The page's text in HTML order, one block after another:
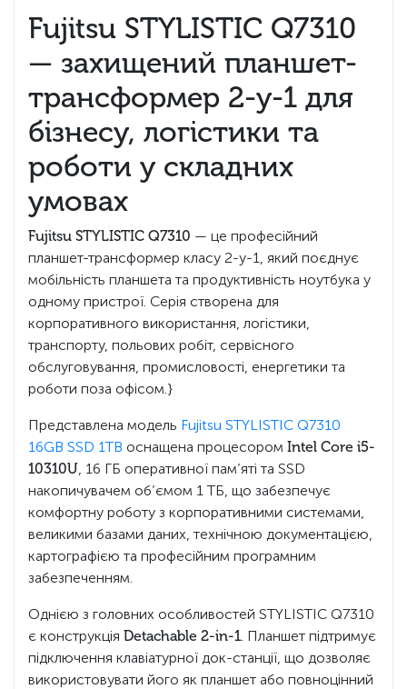
Fujitsu STYLISTIC Q7310
— захищений планшет-
трансформер 2-у-1 для
бізнесу, логістики та
роботи у складних
умовах
Fujitsu STYLISTIC Q7310 — це професійний
планшет-трансформер класу 2-у-1, який поєднує
мобільність планшета та продуктивність ноутбука у
одному пристрої. Серія створена для
корпоративного використання, логістики,
транспорту, польових робіт, сервісного
обслуговування, промисловості, енергетики та
роботи поза офісом.}
Представлена модель Fujitsu STYLISTIC Q7310
16GB SSD 1TB оснащена процесором Intel Core i5-
10310U , 16 ГБ оперативної пам’яті та SSD
накопичувачем об’ємом 1 ТБ, що забезпечує
комфортну роботу з корпоративними системами,
великими базами даних, технічною документацією,
картографією та професійним програмним
забезпеченням.
Однією з головних особливостей STYLISTIC Q7310
є конструкція Detachable 2-in-1 . Планшет підтримує
підключення клавіатурної док-станції, що дозволяє
використовувати його як планшет або повноцінний